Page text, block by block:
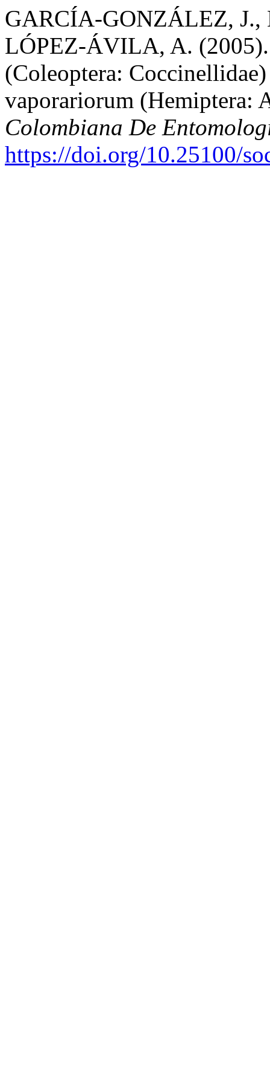
GARCÍA-GONZÁLEZ,
LÓPEZ-ÁVILA, A.
(Coleoptera:
vaporariorum (Hemiptera:
Colombiana De
https://doi.org/10.25100/